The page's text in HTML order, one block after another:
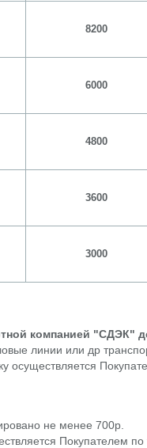
8200
6000
4800
3600
3000
компанией "СДЭК"
линии или др
осуществляется
не менее 700р.
Покупателем